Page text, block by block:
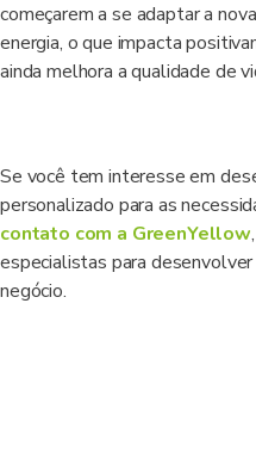
começarem a se adaptar a
energia, o que impacta
ainda melhora a qualidade de
Se você tem interesse em
personalizado para as
contato com a GreenYellow
especialistas para
negócio.